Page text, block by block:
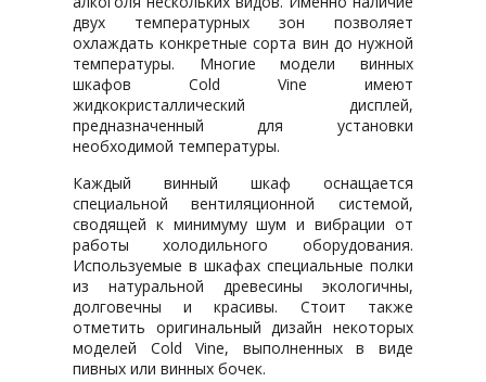
двух температурных зон позволяет
охлаждать конкретные сорта вин до нужной
температуры. Многие модели винных
шкафов Cold Vine имеют
жидкокристаллический дисплей,
предназначенный для установки
необходимой температуры.
Каждый винный шкаф оснащается
специальной вентиляционной системой,
сводящей к минимуму шум и вибрации от
работы холодильного оборудования.
Используемые в шкафах специальные полки
из натуральной древесины экологичны,
долговечны и красивы. Стоит также
отметить оригинальный дизайн некоторых
моделей Cold Vine, выполненных в виде
пивных или винных бочек.